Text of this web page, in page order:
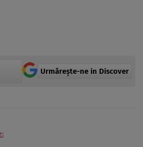
Urmărește-ne in Discover